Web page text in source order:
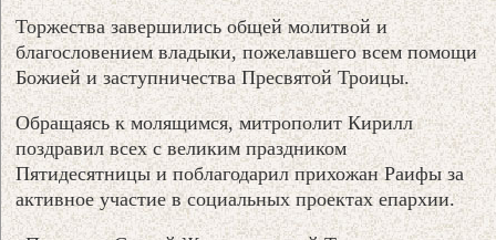
Торжества завершились общей молитвой и
благословением владыки, пожелавшего всем помощи
Божией и заступничества Пресвятой Троицы.
Обращаясь к молящимся, митрополит Кирилл
поздравил всех с великим праздником
Пятидесятницы и поблагодарил прихожан Раифы за
активное участие в социальных проектах епархии.